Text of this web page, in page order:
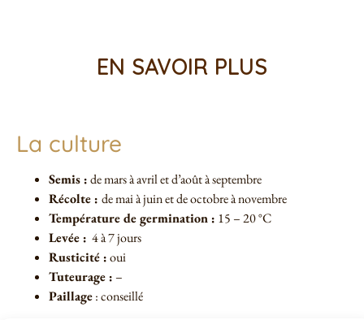
EN SAVOIR PLUS
La culture
Semis :de mars à avril et d’août à septembre
Récolte : de mai à juin et de octobre à novembre
Température de germination : 15 – 20 °C
Levée : 4 à 7 jours
Rusticité :oui
Tuteurage :–
Paillage: conseillé